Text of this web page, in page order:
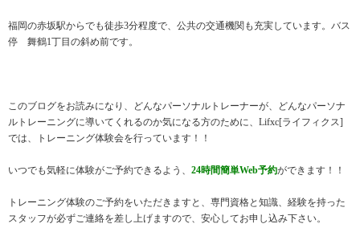
福岡の赤坂駅からでも徒歩3分程度で、公共の交通機関も充実しています。バス
停 舞鶴1丁目の斜め前です。
このブログをお読みになり、どんなパーソナルトレーナーが、どんなパーソナ
ルトレーニングに導いてくれるのか気になる方のために、Lifxc[ライフィクス]
では、トレーニング体験会を行っています！！
いつでも気軽に体験がご予約できるよう、 24時間簡単Web予約ができます！！
トレーニング体験のご予約をいただきますと、専門資格と知識、経験を持った
スタッフが必ずご連絡を差し上げますので、安心してお申し込み下さい。